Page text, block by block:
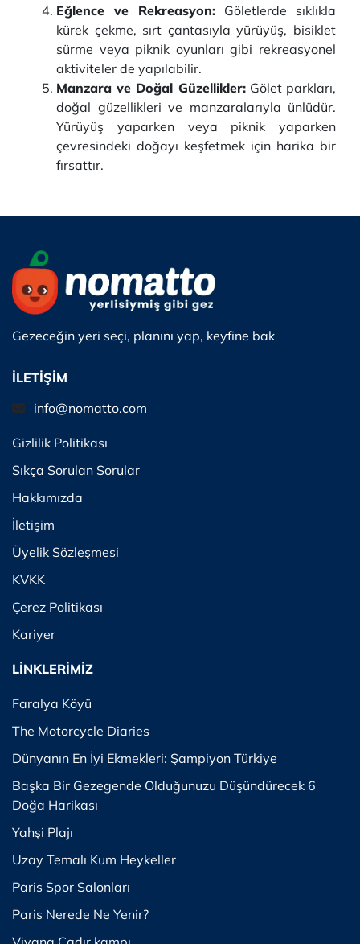
Eğlence ve Rekreasyon: Göletlerde sıklıkla
kürek çekme, sırt çantasıyla yürüyüş, bisiklet
sürme veya piknik oyunları gibi rekreasyonel
aktiviteler de yapılabilir.
Manzara ve Doğal Güzellikler:Gölet parkları,
doğal güzellikleri ve manzaralarıyla ünlüdür.
Yürüyüş yaparken veya piknik yaparken
çevresindeki doğayı keşfetmek için harika bir
fırsattır.
Gezeceğin yeri seçi, planını yap, keyfine bak
İLETİŞİM
info@nomatto.com
Gizlilik Politikası
Sıkça Sorulan Sorular
Hakkımızda
İletişim
Üyelik Sözleşmesi
KVKK
Çerez Politikası
Kariyer
LİNKLERİMİZ
Faralya Köyü
The Motorcycle Diaries
Dünyanın En İyi Ekmekleri: Şampiyon Türkiye
Başka Bir Gezegende Olduğunuzu Düşündürecek 6
Doğa Harikası
Yahşi Plajı
Uzay Temalı Kum Heykeller
Paris Spor Salonları
Paris Nerede Ne Yenir?